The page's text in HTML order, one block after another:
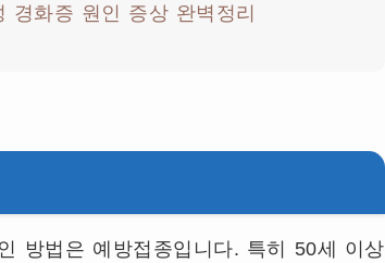
경화증 원인 증상 완벽정리
방법은 예방접종입니다. 특히 50세 이상